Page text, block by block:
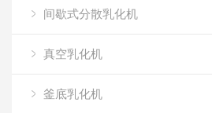
间歇式分散乳化机
真空乳化机
釜底乳化机